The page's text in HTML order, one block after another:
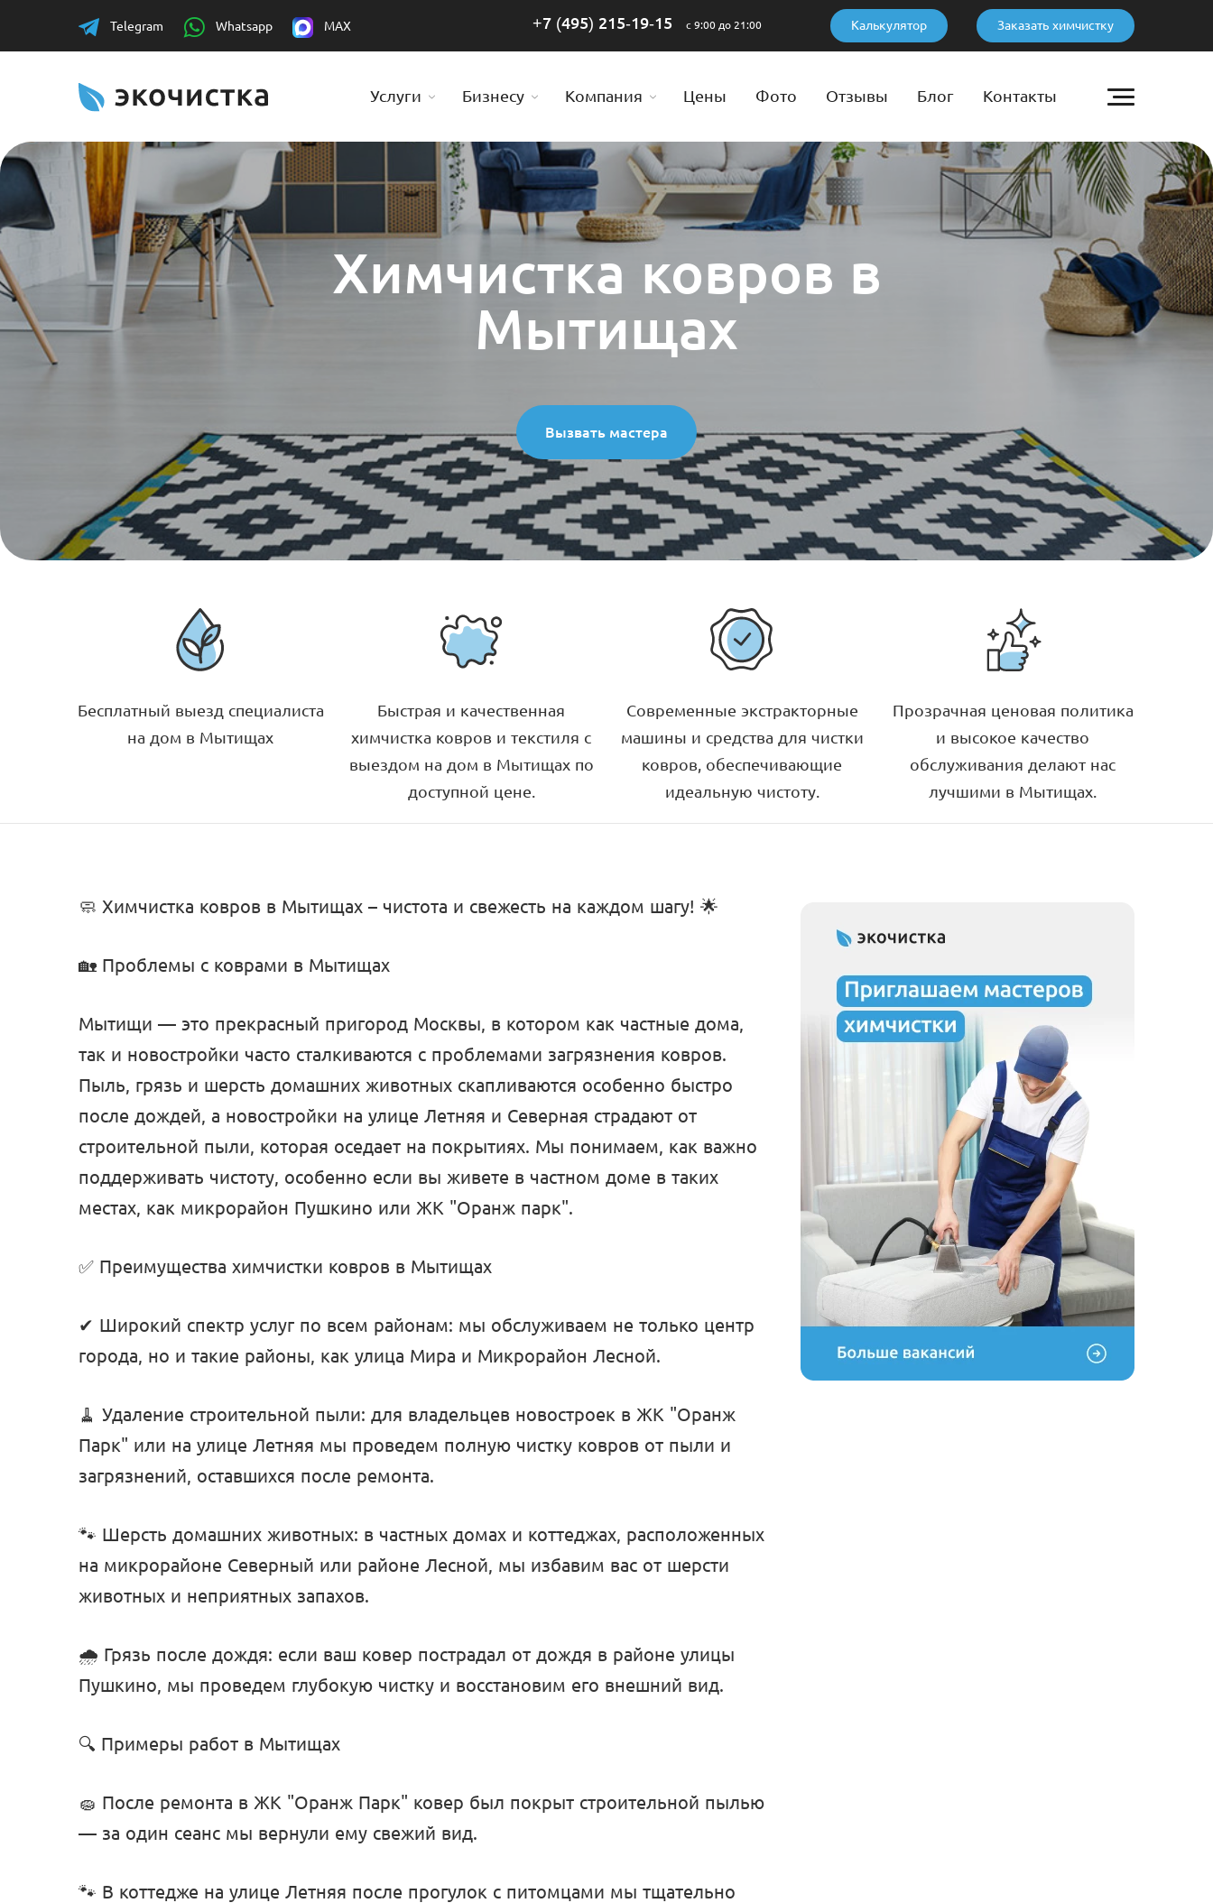
Telegram Whatsapp MAX Калькулятор Заказать химчистку
+7 (495) 215-19-15 с 9:00 до 21:00
Услуги Бизнесу Компания Цены Фото Отзывы Блог Контакты
Химчистка ковров в
Мытищах
Вызвать мастера
Бесплатный выезд специалиста
на дом в Мытищах
Быстрая и качественная
химчистка ковров и текстиля с
выездом на дом в Мытищах по
доступной цене.
Современные экстракторные
машины и средства для чистки
ковров, обеспечивающие
идеальную чистоту.
Прозрачная ценовая политика
и высокое качество
обслуживания делают нас
лучшими в Мытищах.
🧼 Химчистка ковров в Мытищах – чистота и свежесть на каждом шагу! 🌟
🏡 Проблемы с коврами в Мытищах
Мытищи — это прекрасный пригород Москвы, в котором как частные дома,
так и новостройки часто сталкиваются с проблемами загрязнения ковров.
Пыль, грязь и шерсть домашних животных скапливаются особенно быстро
после дождей, а новостройки на улице Летняя и Северная страдают от
строительной пыли, которая оседает на покрытиях. Мы понимаем, как важно
поддерживать чистоту, особенно если вы живете в частном доме в таких
местах, как микрорайон Пушкино или ЖК "Оранж парк".
✅ Преимущества химчистки ковров в Мытищах
✔ Широкий спектр услуг по всем районам: мы обслуживаем не только центр
города, но и такие районы, как улица Мира и Микрорайон Лесной.
🧹 Удаление строительной пыли: для владельцев новостроек в ЖК "Оранж
Парк" или на улице Летняя мы проведем полную чистку ковров от пыли и
загрязнений, оставшихся после ремонта.
🐾 Шерсть домашних животных: в частных домах и коттеджах, расположенных
на микрорайоне Северный или районе Лесной, мы избавим вас от шерсти
животных и неприятных запахов.
🌧️ Грязь после дождя: если ваш ковер пострадал от дождя в районе улицы
Пушкино, мы проведем глубокую чистку и восстановим его внешний вид.
🔍 Примеры работ в Мытищах
🧽 После ремонта в ЖК "Оранж Парк" ковер был покрыт строительной пылью
— за один сеанс мы вернули ему свежий вид.
🐾 В коттедже на улице Летняя после прогулок с питомцами мы тщательно